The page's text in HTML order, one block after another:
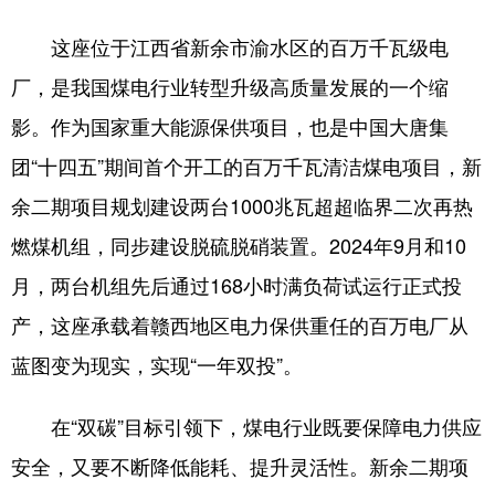
法律 中央文件 金融 汽车
食品 人居 信息化 数字经济
学术中国 乡村振兴 银龄 溯源中国
彩票 娱乐 时尚 悦读
公益 一带一路 亚太网 上市公司
文化产业
地方频道
北京 天津 河北 山西
这座位于江西省新余市渝水区的百万千瓦级电
厂，是我国煤电行业转型升级高质量发展的一个缩
影。作为国家重大能源保供项目，也是中国大唐集
团“十四五”期间首个开工的百万千瓦清洁煤电项目，新
余二期项目规划建设两台1000兆瓦超超临界二次再热
燃煤机组，同步建设脱硫脱硝装置。2024年9月和10
月，两台机组先后通过168小时满负荷试运行正式投
产，这座承载着赣西地区电力保供重任的百万电厂从
蓝图变为现实，实现“一年双投”。
在“双碳”目标引领下，煤电行业既要保障电力供应
安全，又要不断降低能耗、提升灵活性。新余二期项